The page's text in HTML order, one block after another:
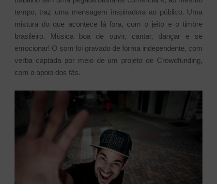
tempo, traz uma mensagem inspiradora ao público. Uma
mistura do que acontece lá fora, com o jeito e o timbre
brasileiro. Música boa de ouvir, cantar, dançar e se
emocionar! O som foi gravado de forma independente, com
verba captada por meio de um projeto de Crowdfunding,
com o apoio dos fãs.